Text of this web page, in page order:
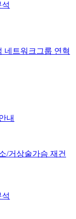
석
네트워크 그룹 연혁
내
/거상술가슴 재건
석